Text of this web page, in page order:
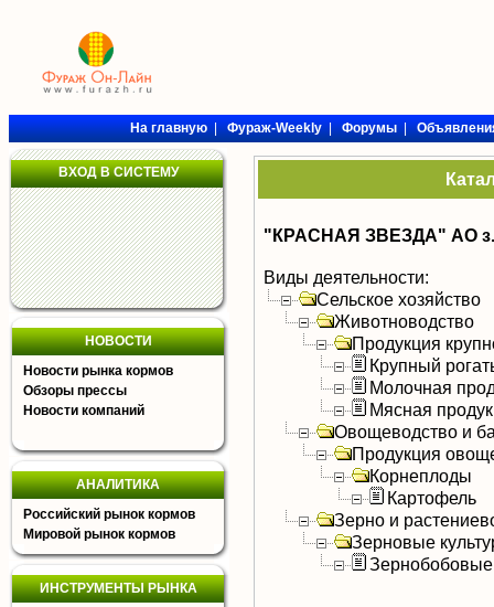
На главную|Фураж-Weekly|Форумы|
ВХОД В СИСТЕМУ
НОВОСТИ
Новости рынка кормов
Обзоры прессы
Новости компаний
АНАЛИТИКА
Российский рынок кормов
Мировой рынок кормов
ИНСТРУМЕНТЫ РЫНКА
"КРАСНАЯ ЗВЕЗДА" АО
Виды деятельности:
Сельское хозяйство
Животноводство
Продукция
Крупный
Молочная
Мясная
Овощеводство и
Продукция
Корнеплоды
Картофель
Зерно и
Зерновые
Зернобобовые